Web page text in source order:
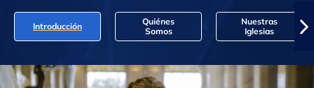
Introducción
Quiénes
Somos
Nuestras
Iglesias